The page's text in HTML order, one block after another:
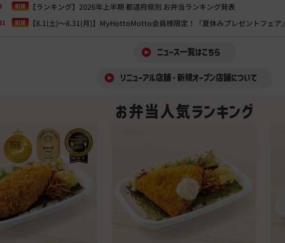
【ランキング】2026年上半期 都道府県別 お弁当ランキング発表
【8.1(土)～8.31(月)】MyHottoMotto会員様限定！『夏休みプレゼントフェア』
ニュース一覧はこちら
リニューアル店舗・新規オープン店舗について
お弁当人気ランキング